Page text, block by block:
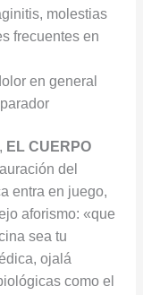
molestias
frecuentes en
en general
EL CUERPO
del
entra en juego,
aforismo: «que
sea tu
ojalá
como el